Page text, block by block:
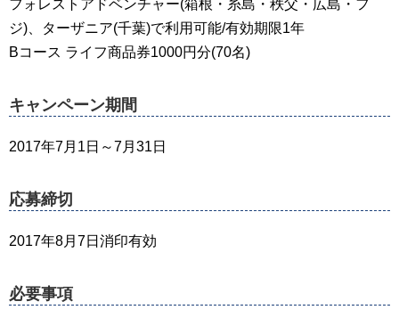
フォレストアドベンチャー(箱根・糸島・秩父・広島・フ
ジ)、ターザニア(千葉)で利用可能/有効期限1年
Bコース ライフ商品券1000円分(70名)
キャンペーン期間
2017年7月1日～7月31日
応募締切
2017年8月7日消印有効
必要事項